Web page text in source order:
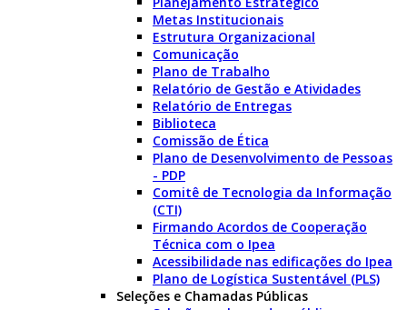
Metas Institucionais
Estrutura Organizacional
Comunicação
Plano de Trabalho
Relatório de Gestão e Atividades
Relatório de Entregas
Biblioteca
Comissão de Ética
Plano de Desenvolvimento de Pessoas
- PDP
Comitê de Tecnologia da Informação
(CTI)
Firmando Acordos de Cooperação
Técnica com o Ipea
Acessibilidade nas edificações do Ipea
Plano de Logística Sustentável (PLS)
Seleções e Chamadas Públicas